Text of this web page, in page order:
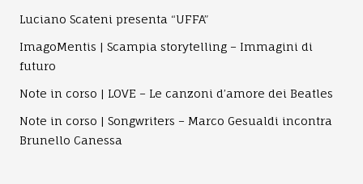
Luciano Scateni presenta “UFFA”
ImagoMentis | Scampia storytelling – Immagini di
futuro
Note in corso | LOVE – Le canzoni d’amore dei Beatles
Note in corso | Songwriters – Marco Gesualdi incontra
Brunello Canessa